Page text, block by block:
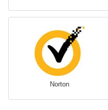
Norton